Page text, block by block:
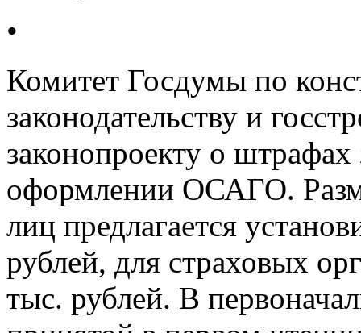
•
Комитет Госдумы по
законодательству и
законопроекту о
оформлении ОСАГО.
лиц предлагается
рублей, для страховых
тыс. рублей. В